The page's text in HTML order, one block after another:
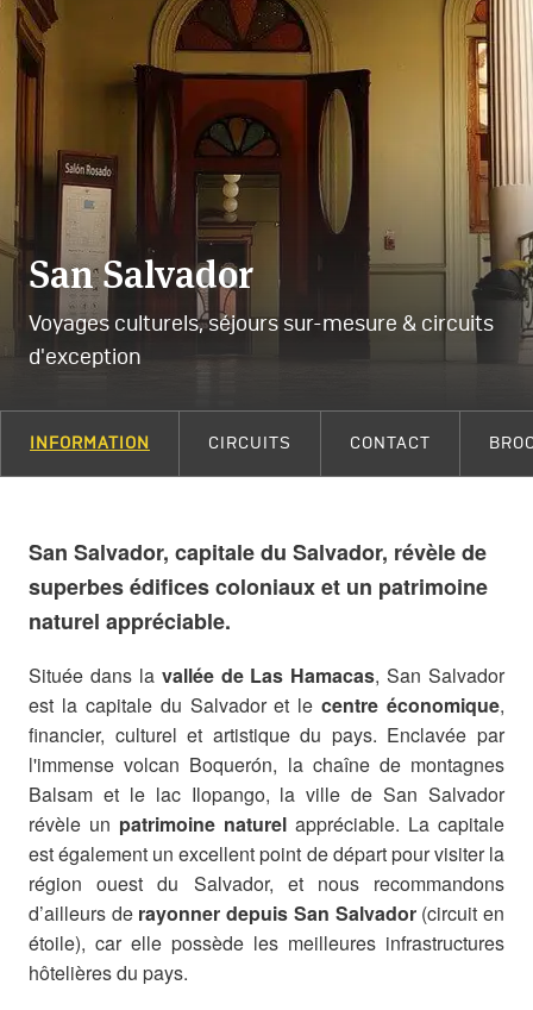
San Salvador
Voyages culturels, séjours sur-mesure & circuits
d'exception
INFORMATION CIRCUITS CONTACT
San Salvador, capitale du Salvador, révèle de
superbes édifices coloniaux et un patrimoine
naturel appréciable.
Située dans la vallée de Las Hamacas, San Salvador
est la capitale du Salvador et lecentre économique,
financier, culturel et artistique du pays. Enclavée par
l'immense volcan Boquerón, la chaîne de montagnes
Balsam et le lac Ilopango, la ville de San Salvador
révèle un patrimoine naturel appréciable. La capitale
est également un excellent point de départ pour visiter la
région ouest du Salvador, et nous recommandons
d’ailleurs de rayonner depuis San Salvador (circuit en
étoile), car elle possède les meilleures infrastructures
hôtelières du pays.